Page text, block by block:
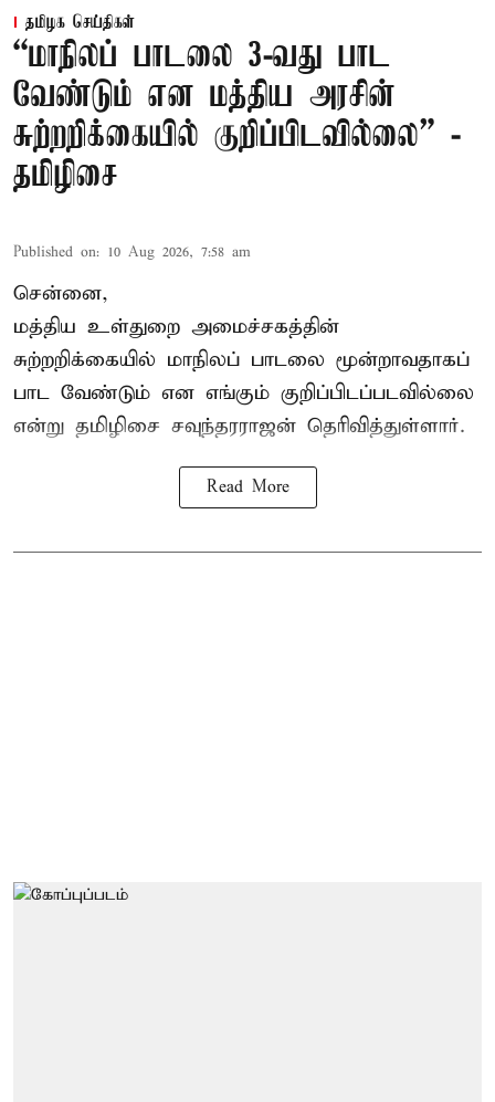
தமிழக செய்திகள்
“மாநிலப் பாடலை 3-வது பாட
வேண்டும் என மத்திய அரசின்
சுற்றறிக்கையில் குறிப்பிடவில்லை” -
தமிழிசை
Published on: 10 Aug 2026, 7:58 am
சென்னை,
மத்திய உள்துறை அமைச்சகத்தின்
சுற்றறிக்கையில் மாநிலப் பாடலை மூன்றாவதாகப்
பாட வேண்டும் என எங்கும் குறிப்பிடப்படவில்லை
என்று தமிழிசை சவுந்தரராஜன் தெரிவித்துள்ளார்.
Read More